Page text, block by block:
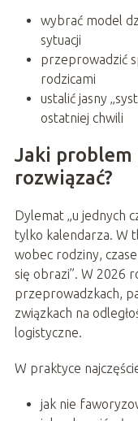
wybrać model
sytuacji
przeprowadzić
rodzicami
ustalić jasny
ostatniej chwili
Jaki problem
rozwiązać?
Dylemat „u jednych
tylko kalendarza. W
wobec rodziny,
się obrazi”. W 2026
przeprowadzkach,
związkach na
logistyczne.
W praktyce
jak nie